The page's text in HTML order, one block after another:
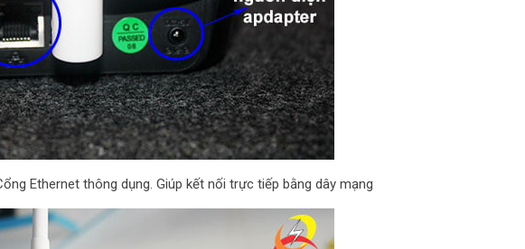
Ethernet thông dụng. Giúp kết nối trực tiếp bằng dây mạng